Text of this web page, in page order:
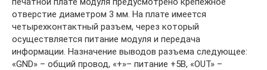
отверстие диаметром 3 мм. На плате имеется
четырехконтактный разъем, через который
осуществляется питание модуля и передача
информации. Назначение выводов разъема следующее:
«GND» – общий провод, «+»– питание +5В, «OUT» –